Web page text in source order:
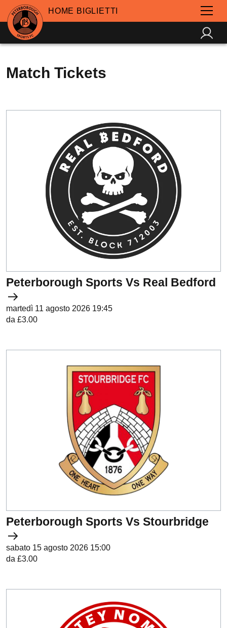
HOME BIGLIETTI
Match Tickets
Peterborough Sports Vs Real Bedford
martedì 11 agosto 2026 19:45
da £3.00
Peterborough Sports Vs Stourbridge
sabato 15 agosto 2026 15:00
da £3.00